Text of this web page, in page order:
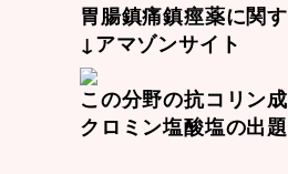
胃腸鎮痛鎮痙薬に関
↓アマゾンサイト
この分野の抗コリン成
クロミン塩酸塩の出